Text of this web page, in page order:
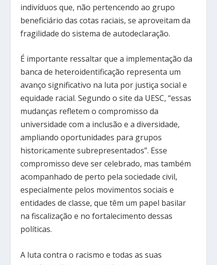
indivíduos que, não pertencendo ao grupo
beneficiário das cotas raciais, se aproveitam da
fragilidade do sistema de autodeclaração.
É importante ressaltar que a implementação da
banca de heteroidentificação representa um
avanço significativo na luta por justiça social e
equidade racial. Segundo o site da UESC, “essas
mudanças refletem o compromisso da
universidade com a inclusão e a diversidade,
ampliando oportunidades para grupos
historicamente subrepresentados”. Esse
compromisso deve ser celebrado, mas também
acompanhado de perto pela sociedade civil,
especialmente pelos movimentos sociais e
entidades de classe, que têm um papel basilar
na fiscalização e no fortalecimento dessas
políticas.
A luta contra o racismo e todas as suas